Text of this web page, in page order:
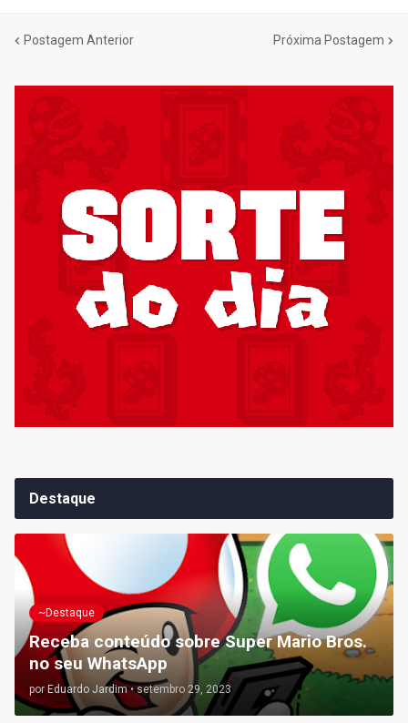
Postagem Anterior Próxima Postagem
Destaque
~Destaque
Receba conteúdo sobre Super Mario Bros.
no seu WhatsApp
por Eduardo Jardim • setembro 29, 2023